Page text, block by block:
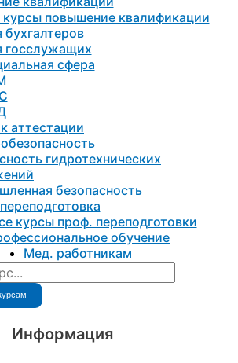
курсы повышение квалификации
бухгалтеров
госслужащих
сфера
aттестации
гидротехнических
безопасность
курсы проф. переподготовки
обучение
Мед. работникам
Информация